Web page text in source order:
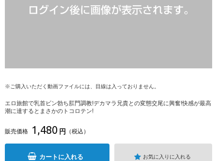
※ご購入いただく動画ファイルには、目線は入っておりません。
エロ旅館で乳首ビン勃ち肛門調教!デカマラ兄貴との変態交尾に興奮!快感が最高
潮に達するとまさかのトコロテン!
販売価格 1,480 円 （税込）
カートに入れる お気に入りに入れる